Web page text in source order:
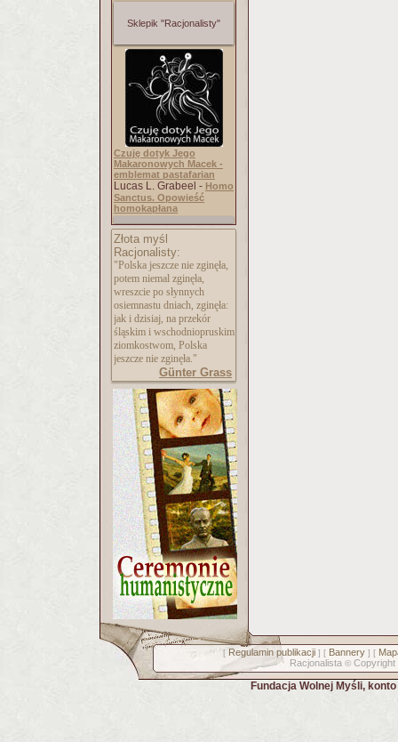
Sklepik "Racjonalisty"
Czuję dotyk Jego
Makaronowych Macek -
emblemat pastafarian
Lucas L. Grabeel - Homo
Sanctus. Opowieść
homokapłana
Złota myśl
Racjonalisty:
"Polska jeszcze nie zginęła,
potem niemal zginęła,
wreszcie po słynnych
osiemnastu dniach, zginęła:
jak i dzisiaj, na przekór
śląskim i wschodniopruskim
ziomkostwom, Polska
jeszcze nie zginęła."
Günter Grass
[ Regulamin publikacji] [ Bannery] [
Racjonalista © Copyright
Fundacja Wolnej Myśli,